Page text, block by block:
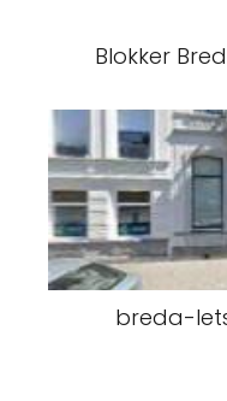
Blokker
breda-